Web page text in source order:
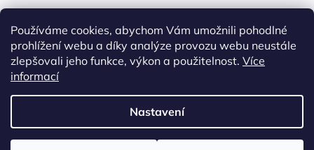
Používáme cookies, abychom Vám umožnili pohodlné
prohlížení webu a díky analýze provozu webu neustále
zlepšovali jeho funkce, výkon a použitelnost. Více
informací
Nastavení
Tisíce výdejních míst po celé ČR
Vytvořil Shoptet
Copyright 2026akarazoo.cz. Všechna práva vyhrazena.Upravit